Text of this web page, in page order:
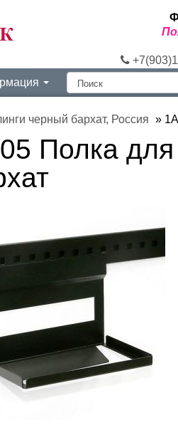
черный бархат, Россия »
Полка